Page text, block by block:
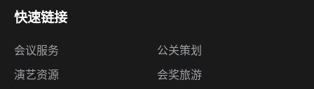
快速链接
会议服务
公关策划
演艺资源
会奖旅游